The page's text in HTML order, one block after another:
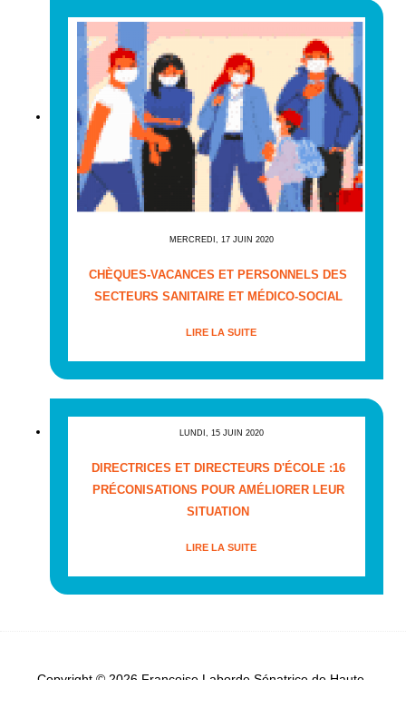
MERCREDI, 17 JUIN 2020
CHÈQUES-VACANCES ET PERSONNELS DES
SECTEURS SANITAIRE ET MÉDICO-SOCIAL
LIRE LA SUITE
LUNDI, 15 JUIN 2020
DIRECTRICES ET DIRECTEURS D'ÉCOLE :16
PRÉCONISATIONS POUR AMÉLIORER LEUR
SITUATION
LIRE LA SUITE
Copyright © 2026 Françoise Laborde Sénatrice de Haute-